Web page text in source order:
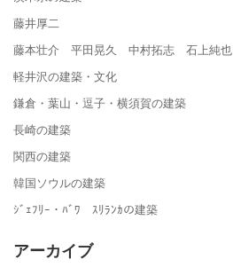
藤井厚二
藤本壮介 平田晃久 中村拓志 石上純也
軽井沢の建築・文化
鎌倉・葉山・逗子・横須賀の建築
長崎の建築
関西の建築
韓国ソウルの建築
ｼﾞｪﾌﾘｰ・ﾊﾞﾜ ｽﾘﾗﾝｶの建築
アーカイブ